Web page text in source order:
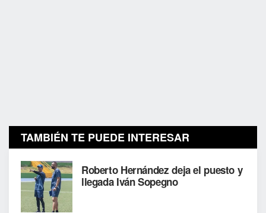
TAMBIÉN TE PUEDE INTERESAR
Roberto Hernández deja el puesto y
llegada Iván Sopegno